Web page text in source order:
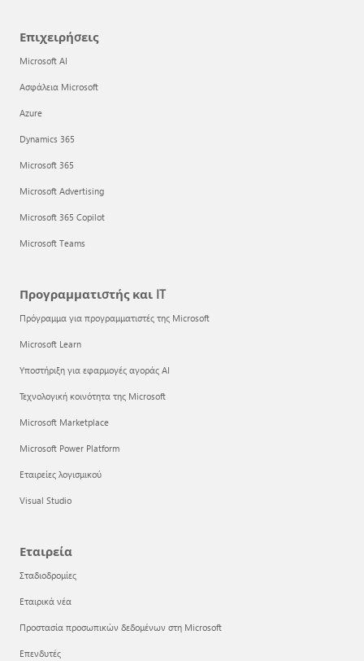
Επιχειρήσεις
Microsoft AI
Ασφάλεια Microsoft
Azure
Dynamics 365
Microsoft 365
Microsoft Advertising
Microsoft 365 Copilot
Microsoft Teams
Προγραμματιστής και IT
Πρόγραμμα για προγραμματιστές της Microsoft
Microsoft Learn
Υποστήριξη για εφαρμογές αγοράς AI
Τεχνολογική κοινότητα της Microsoft
Microsoft Marketplace
Microsoft Power Platform
Εταιρείες λογισμικού
Visual Studio
Εταιρεία
Σταδιοδρομίες
Εταιρικά νέα
Προστασία προσωπικών δεδομένων στη Microsoft
Επενδυτές